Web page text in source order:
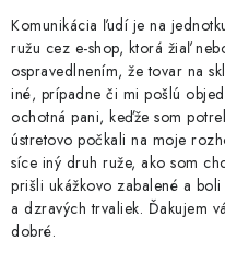
Komunikácia ľudí je na
ružu cez e-shop, ktorá žiaľ
ospravedlnením, že tovar na
iné, prípadne či mi pošlú
ochotná pani, keďže som
ústretovo počkali na moje
síce iný druh ruže, ako som
prišli ukážkovo zabalené a boli
a dzravých trvaliek. Ďakujem
dobré.